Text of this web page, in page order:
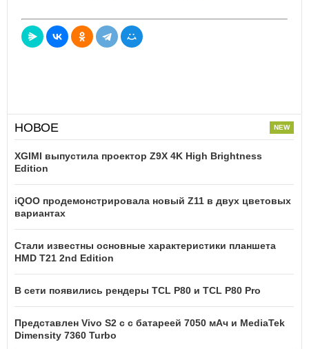
НОВОЕ
XGIMI выпустила проектор Z9X 4K High Brightness
Edition
iQOO продемонстрировала новый Z11 в двух цветовых
вариантах
Стали известны основные характеристики планшета
HMD T21 2nd Edition
В сети появились рендеры TCL P80 и TCL P80 Pro
Представлен Vivo S2 с с батареей 7050 мАч и MediaTek
Dimensity 7360 Turbo